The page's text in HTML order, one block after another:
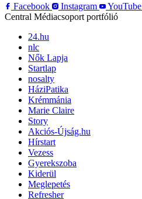
Facebook
Instagram YouTube
Central Médiacsoport portfólió
24.hu
nlc
Nők Lapja
Startlap
nosalty
HáziPatika
Krémmánia
Marie Claire
Story
Akciós-Újság.hu
Hírstart
Vezess
Gyerekszoba
Kiderül
Meglepetés
Refresher